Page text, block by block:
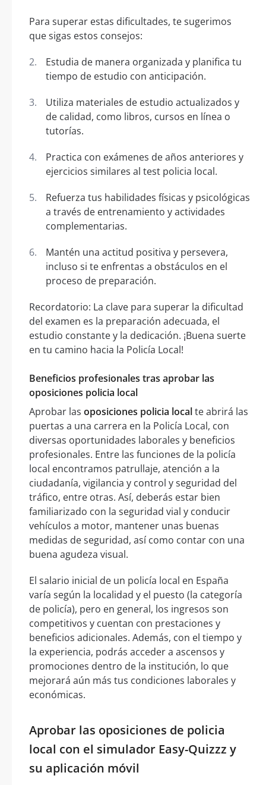
Para superar estas dificultades, te sugerimos
que sigas estos consejos:
Estudia de manera organizada y planifica tu
tiempo de estudio con anticipación.
Utiliza materiales de estudio actualizados y
de calidad, como libros, cursos en línea o
tutorías.
Practica con exámenes de años anteriores y
ejercicios similares al test policia local.
Refuerza tus habilidades físicas y psicológicas
a través de entrenamiento y actividades
complementarias.
Mantén una actitud positiva y persevera,
incluso si te enfrentas a obstáculos en el
proceso de preparación.
Recordatorio: La clave para superar la dificultad
del examen es la preparación adecuada, el
estudio constante y la dedicación. ¡Buena suerte
en tu camino hacia la Policía Local!
Beneficios profesionales tras aprobar las
oposiciones policia local
Aprobar las oposiciones policia localte abrirá las
puertas a una carrera en la Policía Local, con
diversas oportunidades laborales y beneficios
profesionales. Entre las funciones de la policía
local encontramos patrullaje, atención a la
ciudadanía, vigilancia y control y seguridad del
tráfico, entre otras. Así, deberás estar bien
familiarizado con la seguridad vial y conducir
vehículos a motor, mantener unas buenas
medidas de seguridad, así como contar con una
buena agudeza visual.
El salario inicial de un policía local en España
varía según la localidad y el puesto (la categoría
de policía), pero en general, los ingresos son
competitivos y cuentan con prestaciones y
beneficios adicionales. Además, con el tiempo y
la experiencia, podrás acceder a ascensos y
promociones dentro de la institución, lo que
mejorará aún más tus condiciones laborales y
económicas.
Aprobar las oposiciones de policia
local con el simulador Easy-Quizzz y
su aplicación móvil